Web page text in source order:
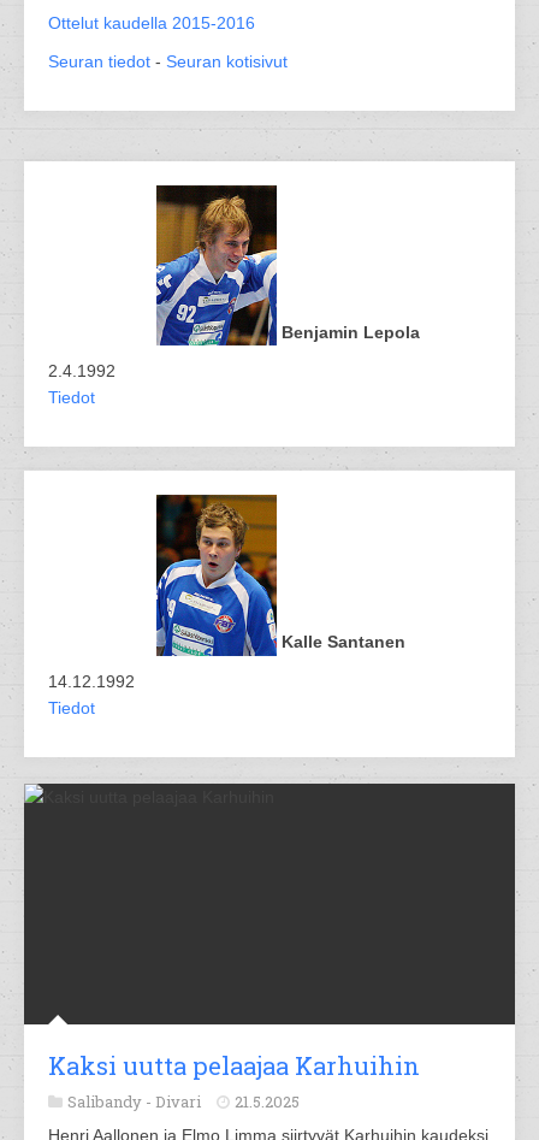
Ottelut kaudella 2015-2016
Seuran tiedot - Seuran kotisivut
Benjamin Lepola
2.4.1992
Tiedot
Kalle Santanen
14.12.1992
Tiedot
Kaksi uutta pelaajaa Karhuihin
Salibandy - Divari 21.5.2025
Henri Aallonen ja Elmo Limma siirtyvät Karhuihin kaudeksi